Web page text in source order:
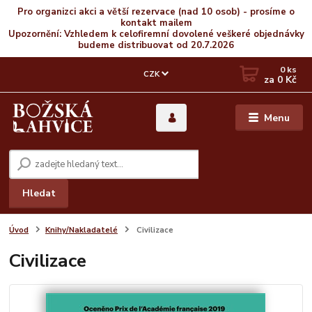
Pro organizci akci a větší rezervace (nad 10 osob) - prosíme o
kontakt mailem
Upozornění: Vzhledem k celofiremní dovolené veškeré objednávky
budeme distribuovat od 20.7.2026
Menu
CZK
Hledat
0ks
za 0 Kč
Úvod Knihy/Nakladatelé Civilizace
Civilizace